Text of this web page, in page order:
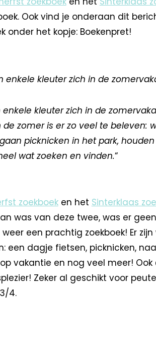
Ook vind je onderaan dit
onder het kopje: Boekenpret!
enkele kleuter zich in de
kleuter zich in de
zomer is er zo veel te beleven:
picknicken in het park,
wat zoeken en vinden.“
zoekboeken het Sinterklaas
was van deze twee, was er
een prachtig zoekboek! Er
een dagje fietsen, picknicken,
vakantie en nog veel meer! Ook
Zeker al geschikt voor
4.